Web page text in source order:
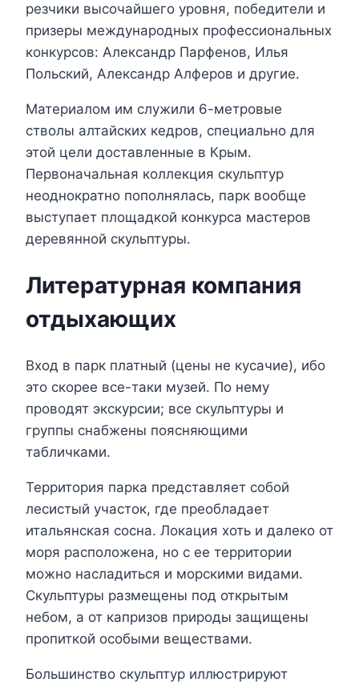
резчики высочайшего уровня, победители и
призеры международных профессиональных
конкурсов: Александр Парфенов, Илья
Польский, Александр Алферов и другие.
Материалом им служили 6-метровые
стволы алтайских кедров, специально для
этой цели доставленные в Крым.
Первоначальная коллекция скульптур
неоднократно пополнялась, парк вообще
выступает площадкой конкурса мастеров
деревянной скульптуры.
Литературная компания
отдыхающих
Вход в парк платный (цены не кусачие), ибо
это скорее все-таки музей. По нему
проводят экскурсии; все скульптуры и
группы снабжены поясняющими
табличками.
Территория парка представляет собой
лесистый участок, где преобладает
итальянская сосна. Локация хоть и далеко от
моря расположена, но с ее территории
можно насладиться и морскими видами.
Скульптуры размещены под открытым
небом, а от капризов природы защищены
пропиткой особыми веществами.
Большинство скульптур иллюстрируют